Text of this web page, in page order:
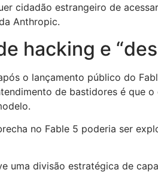
cidadão estrangeiro de
Anthropic.
hacking e
o lançamento público do
de bastidores é que
no Fable 5 poderia ser
uma divisão estratégica de